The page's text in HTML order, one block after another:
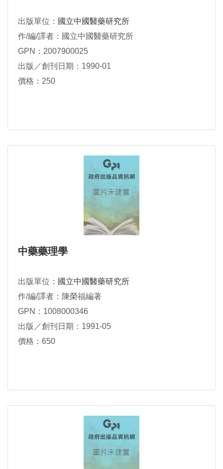
出版單位： 國立中國醫藥研究所
作/編/譯者：國立中國醫藥研究所
GPN：2007900025
出版／創刊日期：1990-01
價格：250
中藥藥理學
出版單位： 國立中國醫藥研究所
作/編/譯者：陳榮福編著
GPN：1008000346
出版／創刊日期：1991-05
價格：650